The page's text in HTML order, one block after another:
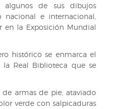
de sus dibujos
nacional e internacional,
la Exposición Mundial
histórico se enmarca el
Real Biblioteca que se
armas de pie, ataviado
verde con salpicaduras